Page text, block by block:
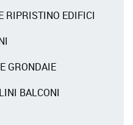
RIPRISTINO EDIFICI
GRONDAIE
BALCONI